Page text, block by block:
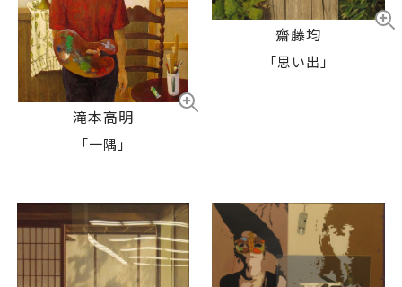
滝本高明
「一隅」
齋藤均
「思い出」